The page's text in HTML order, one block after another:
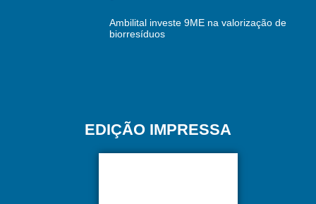
Ambilital investe 9ME na valorização de
biorresíduos
EDIÇÃO IMPRESSA